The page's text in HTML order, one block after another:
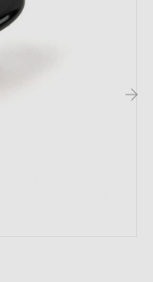
créer une
de bain ou des